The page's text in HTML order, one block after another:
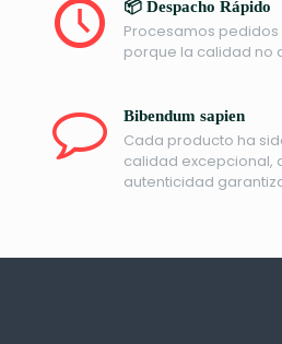
📦 Despacho Rápido
Procesamos
porque la calidad no
Bibendum sapien
Cada producto ha
calidad excepcional,
autenticidad